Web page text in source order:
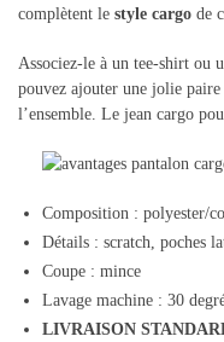
complètent le style cargo de
Associez-le à un tee-shirt ou
pouvez ajouter une jolie paire
l’ensemble. Le jean cargo
Composition : polyester/
Détails : scratch, poches
Coupe : mince
Lavage machine : 30
LIVRAISON